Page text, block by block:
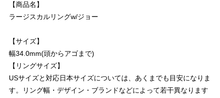
【商品名】
ラージスカルリングw/ジョー
【サイズ】
幅34.0mm(頭からアゴまで)
【リングサイズ】
USサイズと対応日本サイズについては、あくまでも目安になりま
す。リング幅・デザイン・ブランドなどによって若干異なります